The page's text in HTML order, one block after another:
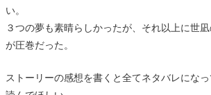
い。
３つの夢も素晴らしかったが、それ以上に世
が圧巻だった。
ストーリーの感想を書くと全てネタバレにな